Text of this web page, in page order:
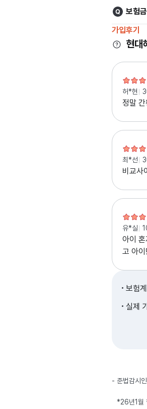
보험
가입후기
현대
허*현
정말
최*선
비교사
유*실
아이
고 아
보험
실제
준법감시
*26년1월